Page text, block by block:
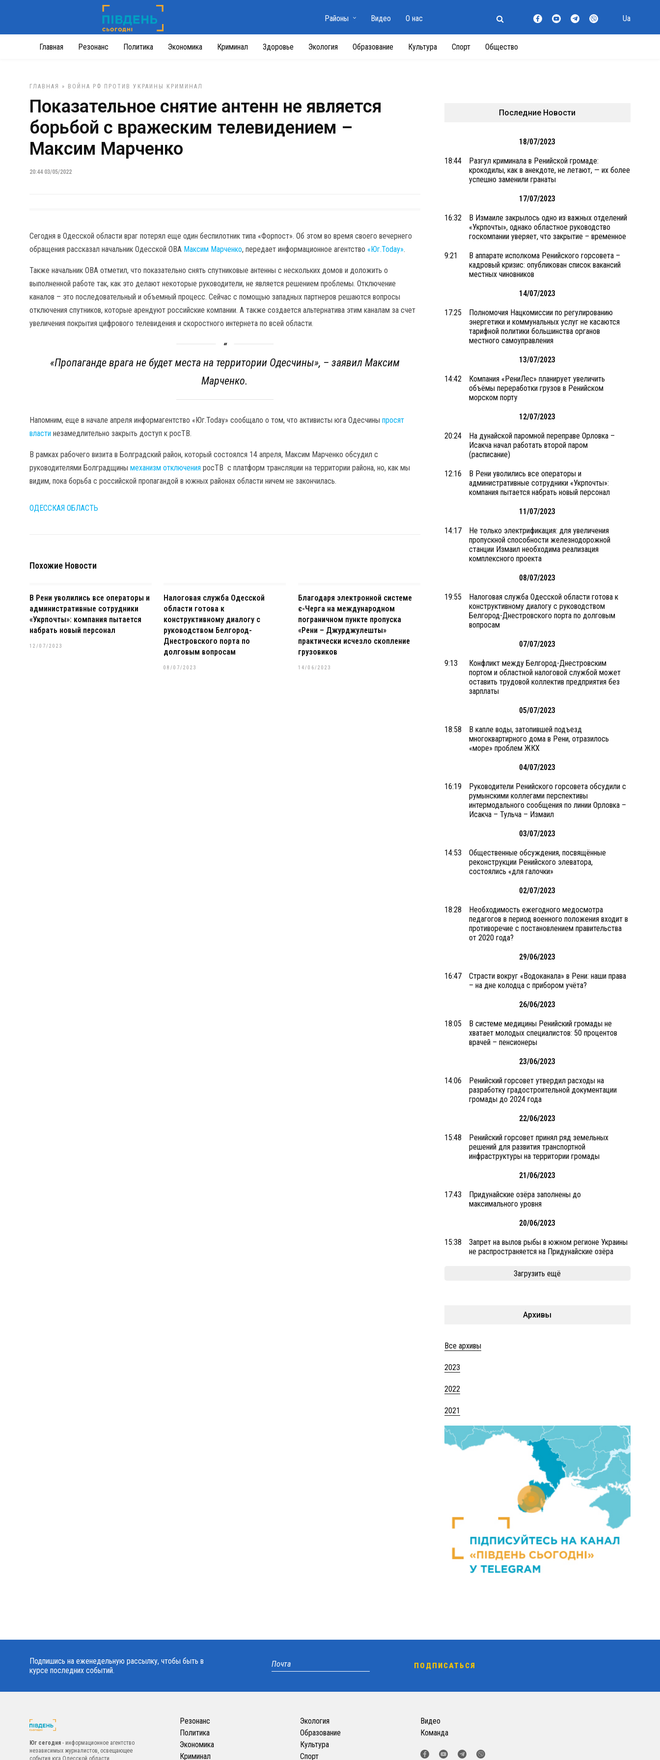
Главная Резонанс Политика Экономика Криминал Здоровье Экология Образование Культура Спорт Общество
Районы Видео О нас Ua
ГЛАВНАЯ » ВОЙНА РФ ПРОТИВ УКРАИНЫ КРИМИНАЛ
Показательное снятие антенн не является
борьбой с вражеским телевидением –
Максим Марченко
20:44 03/05/2022
Сегодня в Одесской области враг потерял еще один беспилотник типа «Форпост». Об этом во время своего вечернего
обращения рассказал начальник Одесской ОВА Максим Марченко, передает информационное агентство «Юг.Today».
Также начальник ОВА отметил, что показательно снять спутниковые антенны с нескольких домов и доложить о
выполненной работе так, как это делают некоторые руководители, не является решением проблемы. Отключение
каналов – это последовательный и объемный процесс. Сейчас с помощью западных партнеров решаются вопросы
отключения спутников, которые арендуют российские компании. А также создается альтернатива этим каналам за счет
увеличения покрытия цифрового телевидения и скоростного интернета по всей области.
«Пропаганде врага не будет места на территории Одесчины», – заявил Максим
Марченко.
Напомним, еще в начале апреля информагентство «Юг.Today» сообщало о том, что активисты юга Одесчины просят
власти незамедлительно закрыть доступ к росТВ.
В рамках рабочего визита в Болградский район, который состоялся 14 апреля, Максим Марченко обсудил с
руководителями Болградщины механизм отключения росТВ с платформ трансляции на территории района, но, как мы
видим, пока борьба с российской пропагандой в южных районах области ничем не закончилась.
ОДЕССКАЯ ОБЛАСТЬ
Похожие Новости
В Рени уволились все операторы и
административные сотрудники
«Укрпочты»: компания пытается
набрать новый персонал
12/07/2023
Налоговая служба Одесской
области готова к
конструктивному диалогу с
руководством Белгород-
Днестровского порта по
долговым вопросам
08/07/2023
Благодаря электронной системе
є-Черга на международном
пограничном пункте пропуска
«Рени – Джурджулешты»
практически исчезло скопление
грузовиков
14/06/2023
Последние Новости
18/07/2023
18:44
Разгул криминала в Ренийской громаде:
крокодилы, как в анекдоте, не летают, — их более
успешно заменили гранаты
17/07/2023
16:32
В Измаиле закрылось одно из важных отделений
«Укрпочты», однако областное руководство
госкомпании уверяет, что закрытие – временное
9:21
В аппарате исполкома Ренийского горсовета –
кадровый кризис: опубликован список вакансий
местных чиновников
14/07/2023
17:25
Полномочия Нацкомиссии по регулированию
энергетики и коммунальных услуг не касаются
тарифной политики большинства органов
местного самоуправления
13/07/2023
14:42
Компания «РениЛес» планирует увеличить
объёмы переработки грузов в Ренийском
морском порту
12/07/2023
20:24
На дунайской паромной переправе Орловка –
Исакча начал работать второй паром
(расписание)
12:16
В Рени уволились все операторы и
административные сотрудники «Укрпочты»:
компания пытается набрать новый персонал
11/07/2023
14:17
Не только электрификация: для увеличения
пропускной способности железнодорожной
станции Измаил необходима реализация
комплексного проекта
08/07/2023
19:55
Налоговая служба Одесской области готова к
конструктивному диалогу с руководством
Белгород-Днестровского порта по долговым
вопросам
07/07/2023
9:13
Конфликт между Белгород-Днестровским
портом и областной налоговой службой может
оставить трудовой коллектив предприятия без
зарплаты
05/07/2023
18:58
В капле воды, затопившей подъезд
многоквартирного дома в Рени, отразилось
«море» проблем ЖКХ
04/07/2023
16:19
Руководители Ренийского горсовета обсудили с
румынскими коллегами перспективы
интермодального сообщения по линии Орловка –
Исакча – Тульча – Измаил
03/07/2023
14:53
Общественные обсуждения, посвящённые
реконструкции Ренийского элеватора,
состоялись «для галочки»
02/07/2023
18:28
Необходимость ежегодного медосмотра
педагогов в период военного положения входит в
противоречие с постановлением правительства
от 2020 года?
29/06/2023
16:47
Страсти вокруг «Водоканала» в Рени: наши права
– на дне колодца с прибором учёта?
26/06/2023
18:05
В системе медицины Ренийский громады не
хватает молодых специалистов: 50 процентов
врачей – пенсионеры
23/06/2023
14:06
Ренийский горсовет утвердил расходы на
разработку градостроительной документации
громады до 2024 года
22/06/2023
15:48
Ренийский горсовет принял ряд земельных
решений для развития транспортной
инфраструктуры на территории громады
21/06/2023
17:43
Придунайские озёра заполнены до
максимального уровня
20/06/2023
15:38
Запрет на вылов рыбы в южном регионе Украины
не распространяется на Придунайские озёра
Загрузить ещё
Архивы
Все архивы
2023
2022
2021
Подпишись на еженедельную рассылку, чтобы быть в
курсе последних событий.
Юг сегодня - информационное агентство
независимых журналистов, освещающее
события юга Одесской области.
Резонанс
Политика
Экономика
Криминал
Экология
Образование
Культура
Спорт
Видео
Команда